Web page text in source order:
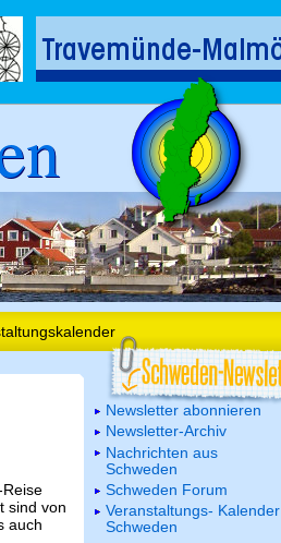
sind von
auch
Newsletter abonnieren
Newsletter-Archiv
Nachrichten aus
Schweden
Schweden Forum
Veranstaltungs- Kalender
Schweden